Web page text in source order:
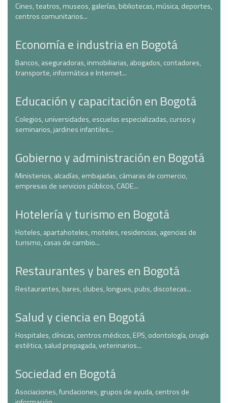
Cines, teatros, museos, galerías, bibliotecas, música, deportes,
centros comunitarios...
Economía e industria en Bogotá
Bancos, aseguradoras, inmobiliarias, abogados, contadores,
transporte, informática e Internet...
Educación y capacitación en Bogotá
Colegios, universidades, escuelas especializadas, cursos y
seminarios, jardines infantiles...
Gobierno y administración en Bogotá
Ministerios, alcadías, embajadas, cámaras de comercio,
empresas de servicios públicos, CADE...
Hotelería y turismo en Bogotá
Hoteles, apartahoteles, moteles, residencias, agencias de
turismo, casas de cambio...
Restaurantes y bares en Bogotá
Restaurantes, bares, clubes, longues, pubs, discotecas...
Salud y ciencia en Bogotá
Hospitales, clínicas, centros médicos, EPS, odontología, cirugía
estética, salud prepagada, veterinarios...
Sociedad en Bogotá
Asociaciones, fundaciones, grupos de ayuda, centros de